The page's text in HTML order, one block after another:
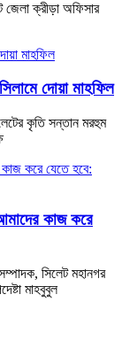
জেলা ক্রীড়া অফিসার
দোয়া মাহফিল
কৃতি সন্তান মরহুম
কাজ করে
সিলেট মহানগর
মাহবুবুল